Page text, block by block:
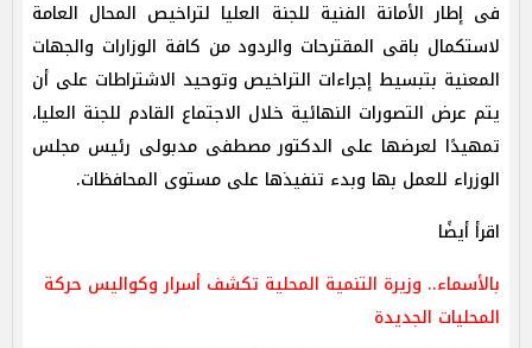
فى إطار الأمانة الفنية للجنة العليا لتراخيص المحال العامة
لاستكمال باقى المقترحات والردود من كافة الوزارات والجهات
المعنية بتبسيط إجراءات التراخيص وتوحيد الاشتراطات على أن
يتم عرض التصورات النهائية خلال الاجتماع القادم للجنة العليا،
تمهيدًا لعرضها على الدكتور مصطفى مدبولى رئيس مجلس
الوزراء للعمل بها وبدء تنفيذها على مستوى المحافظات.
اقرأ أيضًا
بالأسماء.. وزيرة التنمية المحلية تكشف أسرار وكواليس حركة
المحليات الجديدة